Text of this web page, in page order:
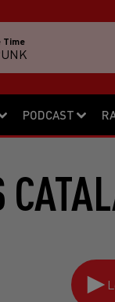
PODCAST
Time